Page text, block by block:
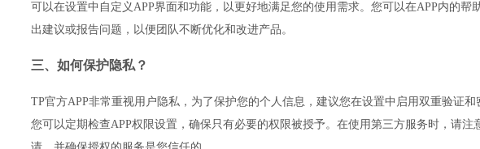
可以在设置中自定义APP界面和功能，以更好地满足您的使用需求。您可以在APP内的帮
出建议或报告问题，以便团队不断优化和改进产品。
三、如何保护隐私？
TP官方APP非常重视用户隐私，为了保护您的个人信息，建议您在设置中启用双重验证和
您可以定期检查APP权限设置，确保只有必要的权限被授予。在使用第三方服务时，请注